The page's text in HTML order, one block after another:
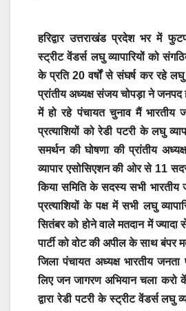
हरिद्वार उत्तराखंड प्रदेश भर में
स्ट्रीट वेंडर्स लघु व्यापारियों को
के प्रति 20 वर्षों से संघर्ष कर रहे लघु
प्रांतीय अध्यक्ष संजय चोपड़ा ने जनपद
में हो रहे पंचायत चुनाव मैं भारतीय
प्रत्याशियों को रेडी पटरी के लघु
समर्थन की घोषणा की प्रांतीय
व्यापार एसोसिएशन की ओर से 11
किया समिति के सदस्य सभी भारतीय
प्रत्याशियों के पक्ष में सभी लघु
सितंबर को होने वाले मतदान में ज्यादा
पार्टी को वोट की अपील के साथ बंपर
जिला पंचायत अध्यक्ष भारतीय जनता
लिए जन जागरण अभियान चला करो
द्वारा रेडी पटरी के स्ट्रीट वेंडर्स लघु